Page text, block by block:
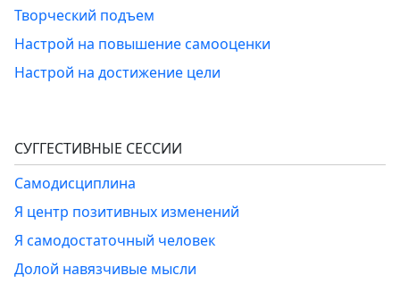
Творческий подъем
Настрой на повышение самооценки
Настрой на достижение цели
СУГГЕСТИВНЫЕ СЕССИИ
Самодисциплина
Я центр позитивных изменений
Я самодостаточный человек
Долой навязчивые мысли